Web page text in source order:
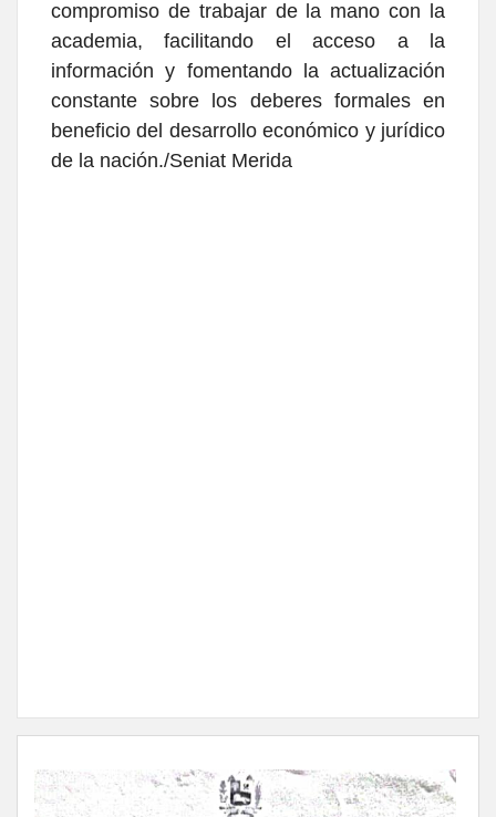
compromiso de trabajar de la mano con la
academia, facilitando el acceso a la
información y fomentando la actualización
constante sobre los deberes formales en
beneficio del desarrollo económico y jurídico
de la nación./Seniat Merida